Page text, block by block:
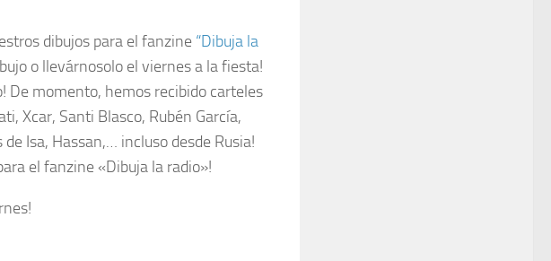
dibujos para el fanzine “Dibuja la
o llevárnosolo el viernes a la fiesta!
De momento, hemos recibido carteles
Xcar, Santi Blasco, Rubén García,
Isa, Hassan,… incluso desde Rusia!
el fanzine «Dibuja la radio»!